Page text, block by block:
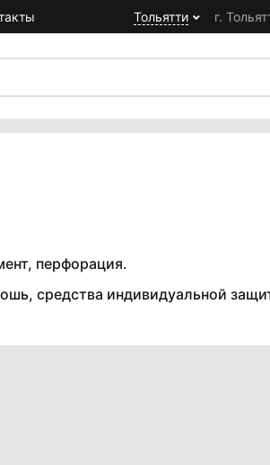
Тольятти г.
перфорация.
средства индивидуальной